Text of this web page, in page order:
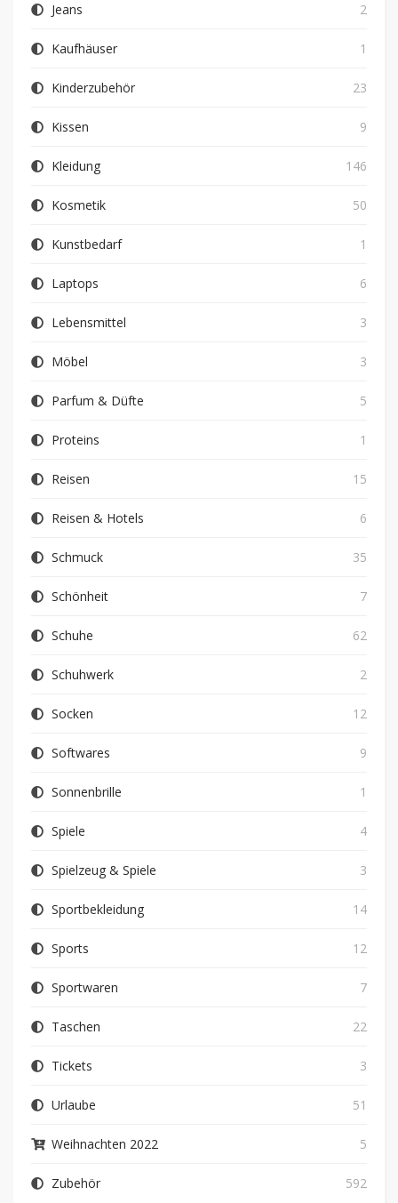
Jeans 2
Kaufhäuser 1
Kinderzubehör 23
Kissen 9
Kleidung 146
Kosmetik 50
Kunstbedarf 1
Laptops 6
Lebensmittel 3
Möbel 3
Parfum & Düfte 5
Proteins 1
Reisen 15
Reisen & Hotels 6
Schmuck 35
Schönheit 7
Schuhe 62
Schuhwerk 2
Socken 12
Softwares 9
Sonnenbrille 1
Spiele 4
Spielzeug & Spiele 3
Sportbekleidung 14
Sports 12
Sportwaren 7
Taschen 22
Tickets 3
Urlaube 51
Weihnachten 2022 5
Zubehör 592